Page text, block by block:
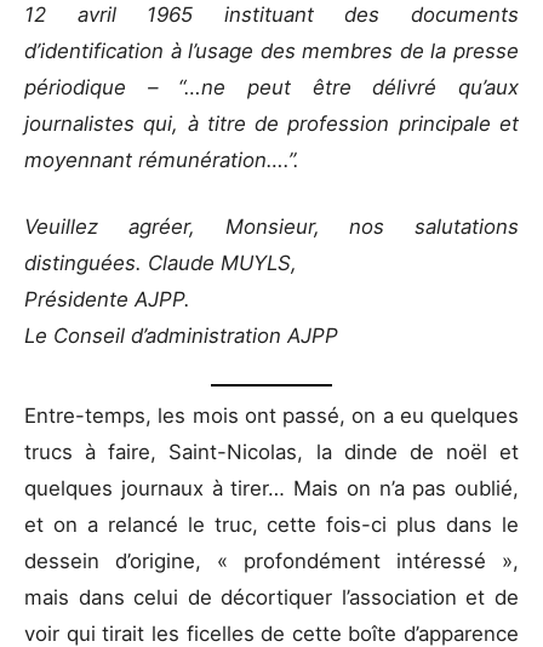
12 avril 1965 instituant des documents
d’identification à l’usage des membres de la presse
périodique – “…ne peut être délivré qu’aux
journalistes qui, à titre de profession principale et
moyennant rémunération….”.
Veuillez agréer, Monsieur, nos salutations
distinguées. Claude MUYLS,
Présidente AJPP.
Le Conseil d’administration AJPP
Entre-temps, les mois ont passé, on a eu quelques
trucs à faire, Saint-Nicolas, la dinde de noël et
quelques journaux à tirer… Mais on n’a pas oublié,
et on a relancé le truc, cette fois-ci plus dans le
dessein d’origine, « profondément intéressé »,
mais dans celui de décortiquer l’association et de
voir qui tirait les ficelles de cette boîte d’apparence